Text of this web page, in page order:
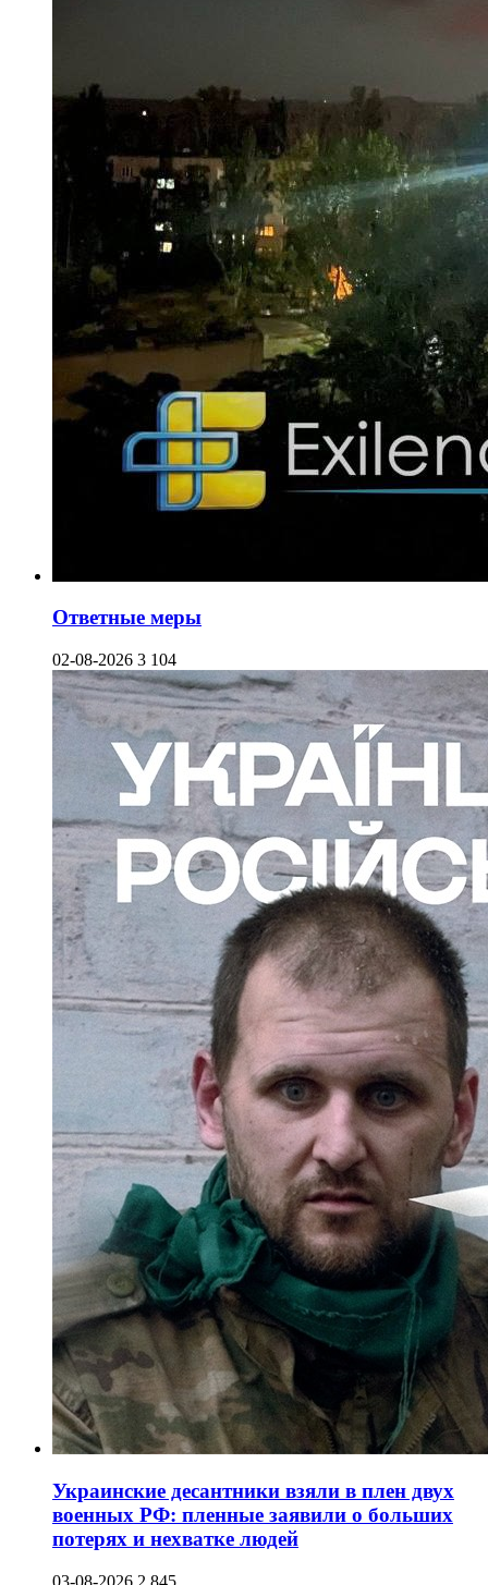
Ответные меры
02-08-2026 3 104
Украинские десантники взяли в плен двух
военных РФ: пленные заявили о больших
потерях и нехватке людей
03-08-2026 2 845